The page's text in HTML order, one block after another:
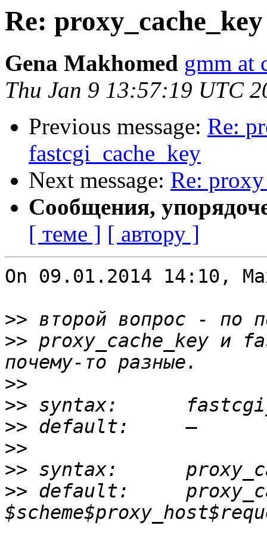
Re:
Gena Makhomed gmm at
Thu Jan 9 13:57:19 UTC
Previous message: Re:
fastcgi_cache_key
Next message: Re:
Сообщения,
[ теме ] [ автору ]
On 09.01.2014 14:10,
>>
>> proxy_cache_key и
>>
>>
>>
>>
>>
>> default: 	proxy_cache_key